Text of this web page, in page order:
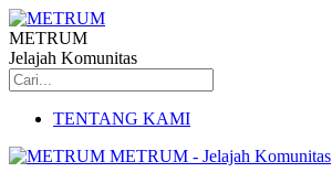
METRUM
Jelajah Komunitas
TENTANG KAMI
METRUM - Jelajah Komunitas